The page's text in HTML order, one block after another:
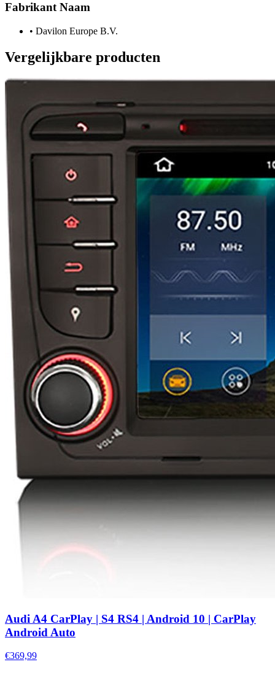
Fabrikant Naam
• Davilon Europe B.V.
Vergelijkbare producten
Audi A4 CarPlay | S4 RS4 | Android 10 | CarPlay
Android Auto
€369,99